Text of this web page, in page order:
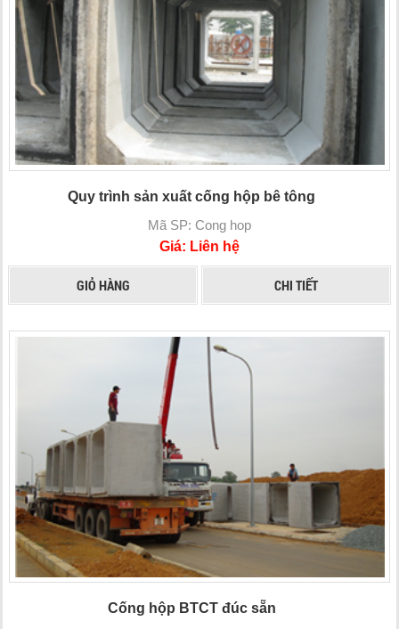
Quy trình sản xuất cống hộp bê tông
Mã SP: Cong hop
Giá: Liên hệ
GIỎ HÀNG CHI TIẾT
Cống hộp BTCT đúc sẵn